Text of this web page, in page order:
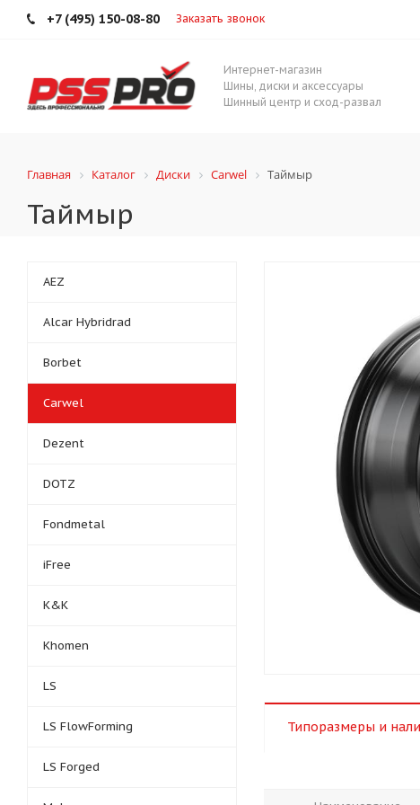
+7 (495) 150-08-80 Заказать звонок
Интернет-магазин
Шины, диски и аксессуары
Шинный центр и сход-развал
Главная Каталог Диски Carwel Таймыр
Таймыр
Типоразмеры и
AEZ
Alcar Hybridrad
Borbet
Carwel
Dezent
DOTZ
Fondmetal
iFree
K&K
Khomen
LS
LS FlowForming
LS Forged